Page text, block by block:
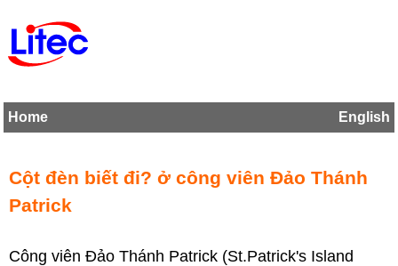
Home English
Cột đèn biết đi? ở công viên Đảo Thánh
Patrick
Công viên Đảo Thánh Patrick (St.Patrick's Island